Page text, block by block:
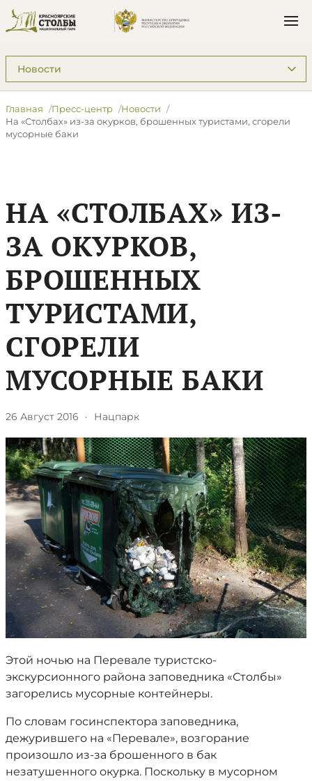
Подразделы: Пресс-центр
Главная Пресс-центр
Новости
На «Столбах» из-за окурков, брошенных туристами, сгорели
мусорные баки
НА «СТОЛБАХ» ИЗ-
ЗА ОКУРКОВ,
БРОШЕННЫХ
ТУРИСТАМИ,
СГОРЕЛИ
МУСОРНЫЕ БАКИ
26 Август 2016 · Нацпарк
Этой ночью на Перевале туристско-
экскурсионного района заповедника «Столбы»
загорелись мусорные контейнеры.
По словам госинспектора заповедника,
дежурившего на «Перевале», возгорание
произошло из-за брошенного в бак
незатушенного окурка. Поскольку в мусорном